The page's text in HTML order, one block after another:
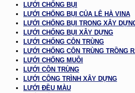
LƯỚI CHỐNG BỤI
LƯỚI CHỐNG BỤI CỦA LÊ HÀ VINA
LƯỚI CHỐNG BỤI TRONG XÂY
LƯỚI CHỐNG BỤI XÂY DỰNG
LƯỚI CHỐNG CÔN TRÙNG
LƯỚI CHỐNG CÔN TRÙNG TRỒNG
LƯỚI CHỐNG MUỖI
LƯỚI CÔN TRÙNG
LƯỚI CÔNG TRÌNH XÂY DỰNG
LƯỚI ĐỀU MÀU